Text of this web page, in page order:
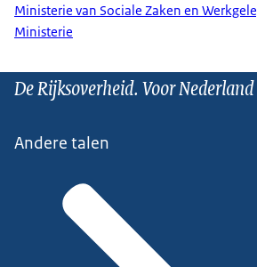
Ministerie van Sociale Zaken en
Ministerie
De Rijksoverheid. Voor Nederland
Andere talen